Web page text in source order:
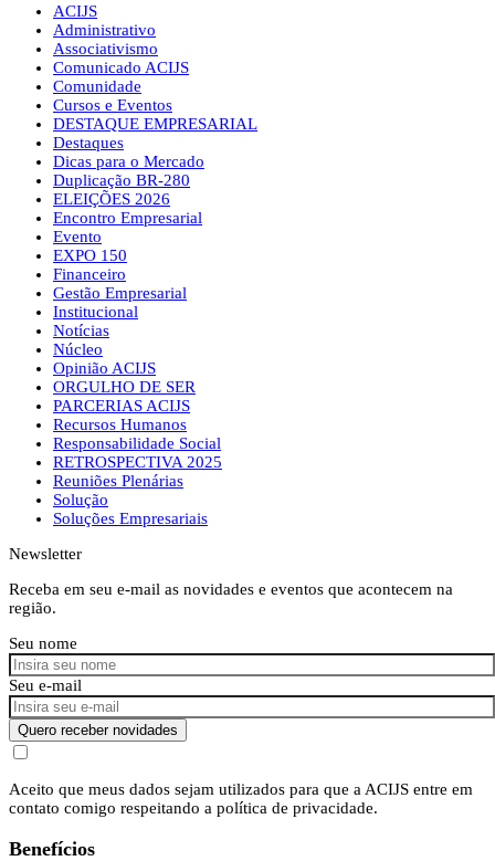
ACIJS
Administrativo
Associativismo
Comunicado ACIJS
Comunidade
Cursos e Eventos
DESTAQUE EMPRESARIAL
Destaques
Dicas para o Mercado
Duplicação BR-280
ELEIÇÕES 2026
Encontro Empresarial
Evento
EXPO 150
Financeiro
Gestão Empresarial
Institucional
Notícias
Núcleo
Opinião ACIJS
ORGULHO DE SER
PARCERIAS ACIJS
Recursos Humanos
Responsabilidade Social
RETROSPECTIVA 2025
Reuniões Plenárias
Solução
Soluções Empresariais
Newsletter
Receba em seu e-mail as novidades e eventos que acontecem na
região.
Seu nome
Seu e-mail
Quero receber novidades
Aceito que meus dados sejam utilizados para que a ACIJS entre em
contato comigo respeitando a política de privacidade.
Benefícios